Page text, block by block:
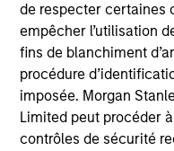
de respecter certaines
empêcher l’utilisation
fins de blanchiment
procédure
imposée. Morgan
Limited peut procéder
contrôles de sécurité
Morgan
Funds